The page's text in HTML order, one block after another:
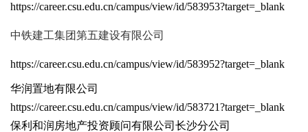
https://career.csu.edu.cn/campus/view/id/583953?target=_blank
中铁建工集团第五建设有限公司
https://career.csu.edu.cn/campus/view/id/583952?target=_blank
华润置地有限公司
https://career.csu.edu.cn/campus/view/id/583721?target=_blank
保利和润房地产投资顾问有限公司长沙分公司